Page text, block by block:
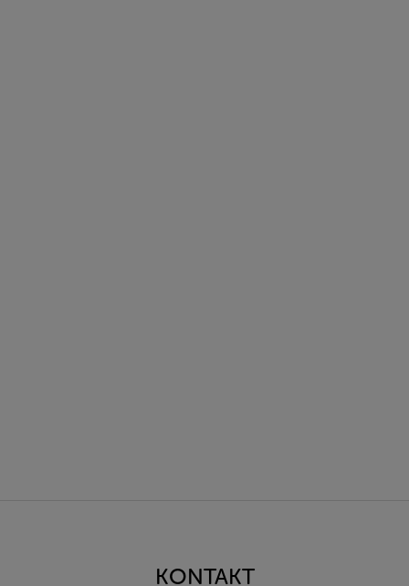
KONTAKT